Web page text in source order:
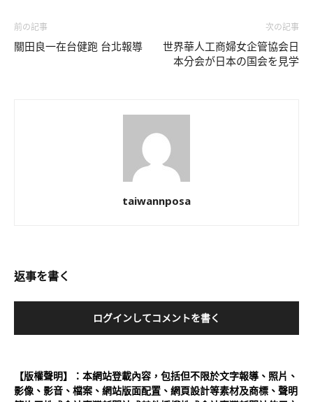
前の記事
關田良一在台健跑 台北報導
次の記事
世界華人工商婦女企管協会日
本分会が日本の国会を見学
taiwannposa
返事を書く
ログインしてコメントを書く
【版權聲明】：本網站登載內容，包括但不限於文字報導、照片、
影像、影音、檔案、網站版面配置、網頁設計等素材及商標、聲明